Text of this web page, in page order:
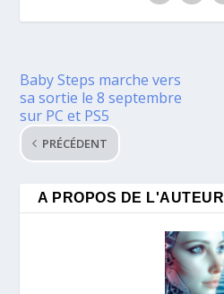
Baby Steps marche vers
sa sortie le 8 septembre
sur PC et PS5
PRÉCÉDENT
A PROPOS DE L'AUTEUR